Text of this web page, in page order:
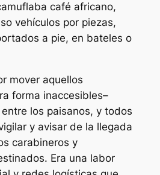
café africano,
vehículos por piezas,
a pie, en bateles o
mover aquellos
forma inaccesibles–
los paisanos, y todos
y avisar de la llegada
carabineros y
Era una labor